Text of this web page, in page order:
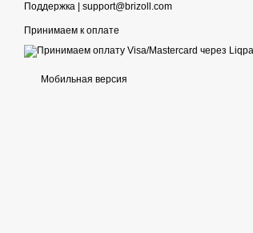
Поддержка | support@brizoll.com
Принимаем к оплате
Мобильная версия